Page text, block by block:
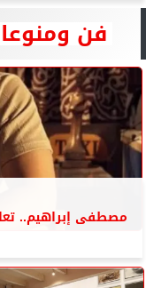
فن
مصطفى إبراهيم..